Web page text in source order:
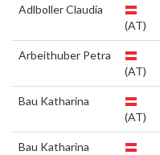
Adlboller Claudia
(AT)
Arbeithuber Petra
(AT)
Bau Katharina
(AT)
Bau Katharina